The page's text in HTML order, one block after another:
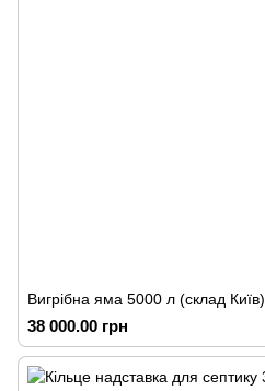
Вигрібна яма 5000 л (склад Київ)
38 000.00 грн